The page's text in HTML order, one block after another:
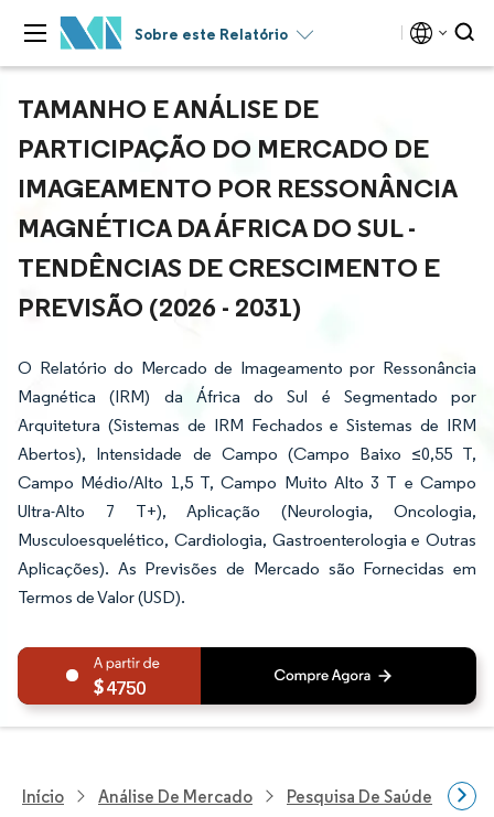
Sobre este Relatório
TAMANHO E ANÁLISE DE
PARTICIPAÇÃO DO MERCADO DE
IMAGEAMENTO POR RESSONÂNCIA
MAGNÉTICA DA ÁFRICA DO SUL -
TENDÊNCIAS DE CRESCIMENTO E
PREVISÃO (2026 - 2031)
O Relatório do Mercado de Imageamento por Ressonância
Magnética (IRM) da África do Sul é Segmentado por
Arquitetura (Sistemas de IRM Fechados e Sistemas de IRM
Abertos), Intensidade de Campo (Campo Baixo ≤0,55 T,
Campo Médio/Alto 1,5 T, Campo Muito Alto 3 T e Campo
Ultra-Alto 7 T+), Aplicação (Neurologia, Oncologia,
Musculoesquelético, Cardiologia, Gastroenterologia e Outras
Aplicações). As Previsões de Mercado são Fornecidas em
Termos de Valor (USD).
4750
Início Análise De Mercado Pesquisa De Saúde